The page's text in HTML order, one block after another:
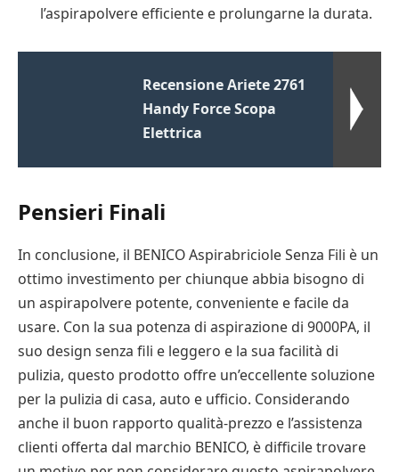
l’aspirapolvere efficiente e prolungarne la durata.
Recensione Ariete 2761
Handy Force Scopa
Elettrica
Pensieri Finali
In conclusione, il BENICO Aspirabriciole Senza Fili è un
ottimo investimento per chiunque abbia bisogno di
un aspirapolvere potente, conveniente e facile da
usare. Con la sua potenza di aspirazione di 9000PA, il
suo design senza fili e leggero e la sua facilità di
pulizia, questo prodotto offre un’eccellente soluzione
per la pulizia di casa, auto e ufficio. Considerando
anche il buon rapporto qualità-prezzo e l’assistenza
clienti offerta dal marchio BENICO, è difficile trovare